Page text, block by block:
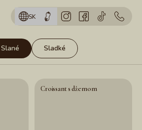
SK
Slané Sladké
Croissant s džemom